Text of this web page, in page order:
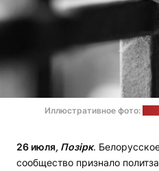
Иллюстративное фото:
26 июля, Позірк.
сообщество признало